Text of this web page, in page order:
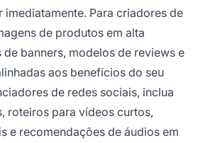
Para criadores de
de produtos em alta
banners, modelos de reviews e
aos benefícios do seu
de redes sociais, inclua
roteiros para vídeos curtos,
e recomendações de áudios em